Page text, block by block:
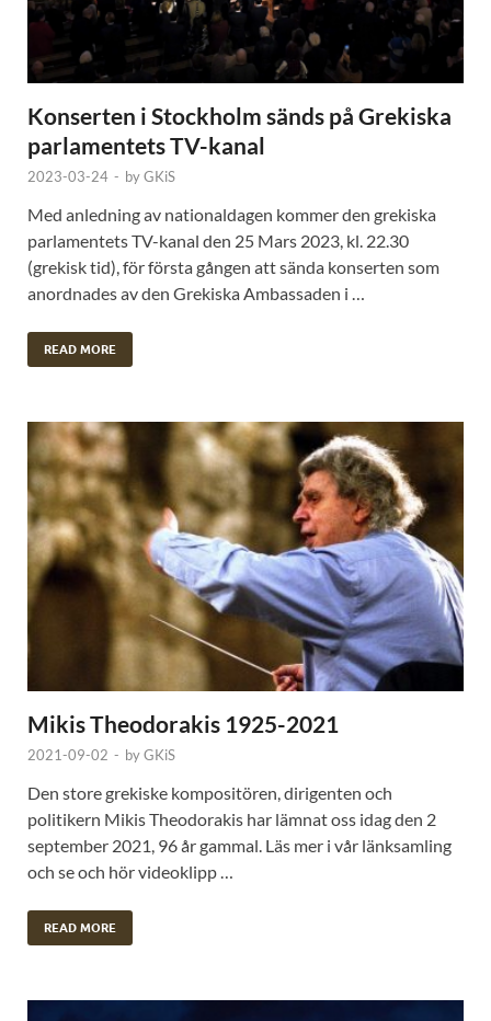
Konserten i Stockholm sänds på Grekiska
parlamentets TV-kanal
2023-03-24 - byGKiS
Med anledning av nationaldagen kommer den grekiska
parlamentets TV-kanal den 25 Mars 2023, kl. 22.30
(grekisk tid), för första gången att sända konserten som
anordnades av den Grekiska Ambassaden i …
READ MORE
Mikis Theodorakis 1925-2021
2021-09-02 - byGKiS
Den store grekiske kompositören, dirigenten och
politikern Mikis Theodorakis har lämnat oss idag den 2
september 2021, 96 år gammal. Läs mer i vår länksamling
och se och hör videoklipp …
READ MORE